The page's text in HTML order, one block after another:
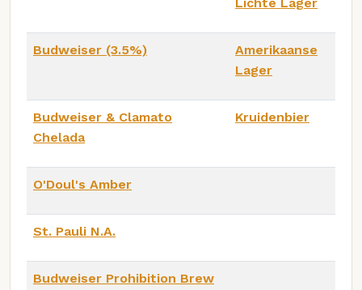
Budweiser (3.5%)
Amerikaanse
Lager
Budweiser & Clamato
Chelada
Kruidenbier
O'Doul's Amber
St. Pauli N.A.
Budweiser Prohibition Brew